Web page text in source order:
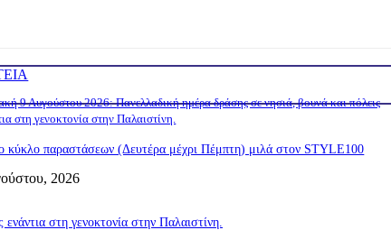
9 Αυγούστου 2026: Πανελλαδική ημέρα δράσης σε νησιά, βουνά και πόλεις
στη γενοκτονία στην Παλαιστίνη.
κύκλο παραστάσεων (Δευτέρα μέχρι Πέμπτη) μιλά στον STYLE100
2026
στη γενοκτονία στην Παλαιστίνη.